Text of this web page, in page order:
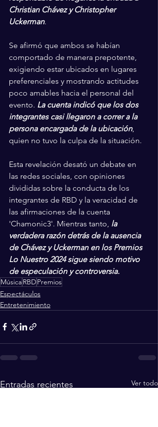
Christian Chávez y Christopher
Uckerman.
Se afirmó que ambos se habían
comportado de manera prepotente,
exigiendo estar ubicados en lugares
preferenciales y mostrando actitudes
poco amables hacia el personal del
evento. La cuenta indicó que los dos
integrantes casi llegaron a correr a la
persona encargada de la ubicación,
quien no tuvo la culpa de la situación.
Esta revelación desató un debate en
las redes sociales, con opiniones
divididas sobre la conducta de los
integrantes de RBD y la veracidad de
las afirmaciones de la cuenta
'Chamonic3'. Mientras tanto, la
verdadera razón detrás de la ausencia
de Chávez y Uckerman en los Premios
Lo Nuestro 2024 sigue siendo motivo
de especulación y controversia.
MúsicaRBDPremios
Espectáculos
Entretenimiento
Entradas recientes Ver todo